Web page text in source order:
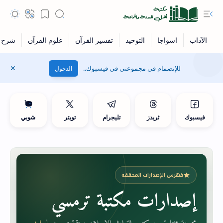
للإنضمام في مجموعتي في فيسبوك.. الدخول
فيسبوك ثريدز تليجرام تويتر شوبي
فهرس الإصدارات المحققة
إصدارات مكتبة ترمسي